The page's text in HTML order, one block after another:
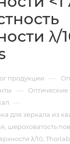
λ/
продукции —
— Оптические
—
для зеркала из
шероховатость
λ/10,